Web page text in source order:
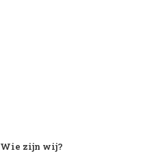
Wie zijn wij?